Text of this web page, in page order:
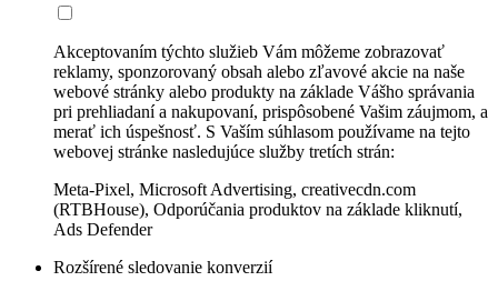
Akceptovaním týchto služieb Vám môžeme zobrazovať
reklamy, sponzorovaný obsah alebo zľavové akcie na naše
webové stránky alebo produkty na základe Vášho správania
pri prehliadaní a nakupovaní, prispôsobené Vašim záujmom, a
merať ich úspešnosť. S Vaším súhlasom používame na tejto
webovej stránke nasledujúce služby tretích strán:
Meta-Pixel, Microsoft Advertising, creativecdn.com
(RTBHouse), Odporúčania produktov na základe kliknutí,
Ads Defender
Rozšírené sledovanie konverzií